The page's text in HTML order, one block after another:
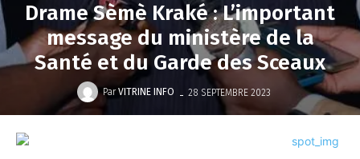
Drame Sèmè Kraké : L’important
message du ministère de la
Santé et du Garde des Sceaux
Par VITRINE INFO - 28 SEPTEMBRE 2023